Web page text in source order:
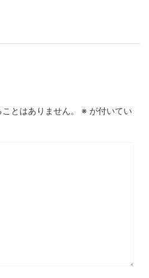
とはありません。 ※ が付いてい